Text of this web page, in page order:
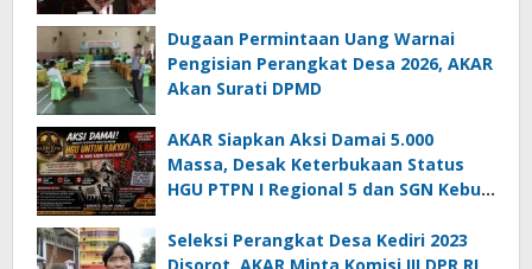
Dugaan Permintaan Uang Warnai
Pengisian Perangkat Desa 2026, AKAR
Akan Surati DPMD
AKAR Siapkan Aksi Damai 5.000
Massa, Desak Keterbukaan Status
HGU PTPN I Regional 5 dan SGN Kebun
Seleksi Perangkat Desa Kediri 2023